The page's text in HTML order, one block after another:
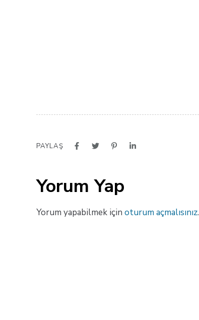
PAYLAŞ
Yorum Yap
Yorum yapabilmek için oturum açmalısınız.